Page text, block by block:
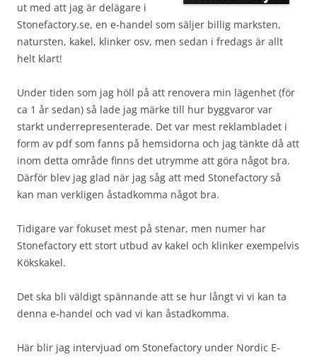
ut med att jag är delägare i
Stonefactory.se, en e-handel som säljer billig marksten,
natursten, kakel, klinker osv, men sedan i fredags är allt
helt klart!
Under tiden som jag höll på att renovera min lägenhet (för
ca 1 år sedan) så lade jag märke till hur byggvaror var
starkt underrepresenterade. Det var mest reklambladet i
form av pdf som fanns på hemsidorna och jag tänkte då att
inom detta område finns det utrymme att göra något bra.
Därför blev jag glad när jag såg att med Stonefactory så
kan man verkligen åstadkomma något bra.
Tidigare var fokuset mest på stenar, men numer har
Stonefactory ett stort utbud av kakel och klinker exempelvis
Kökskakel.
Det ska bli väldigt spännande att se hur långt vi vi kan ta
denna e-handel och vad vi kan åstadkomma.
Här blir jag intervjuad om Stonefactory under Nordic E-